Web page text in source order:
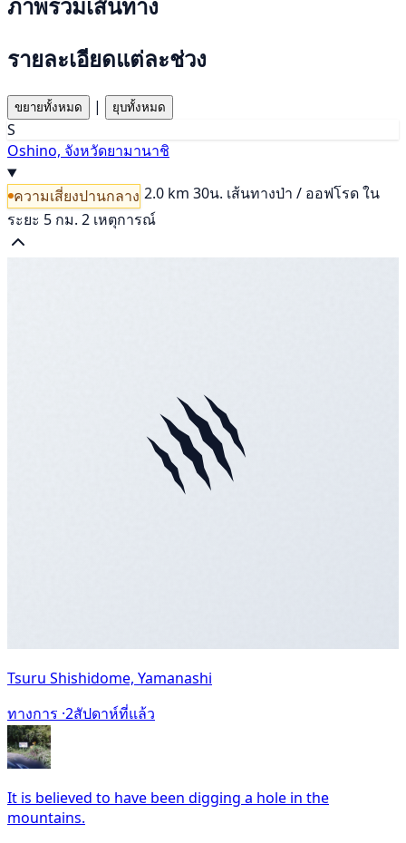
รายละเอียดแต่ละช่วง
ขยายทั้งหมด | ยุบทั้งหมด
S
Oshino, จังหวัดยามานาชิ
ความเสี่ยงปานกลาง 2.0 km 30น. เส้นทางป่า / ออฟโรดใน
ระยะ 5 กม. 2 เหตุการณ์
Tsuru Shishidome, Yamanashi
ทางการ ·2สัปดาห์ที่แล้ว
It is believed to have been digging a hole in the
mountains.